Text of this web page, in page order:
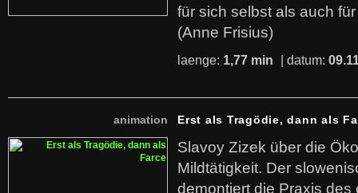
für sich selbst als auch
(Anne Frisius)
laenge: 1,77 min | datum:
animation Erst als Tragödie, dann als
Slavoy Zizek über die
Mildtätigkeit. Der
demontiert die Praxis des